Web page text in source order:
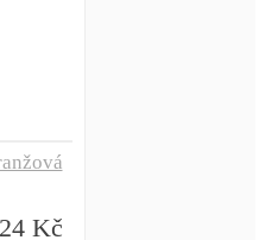
24 Kč